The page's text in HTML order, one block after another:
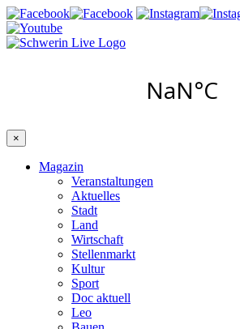
×
Magazin
Veranstaltungen
Aktuelles
Stadt
Land
Wirtschaft
Stellenmarkt
Kultur
Sport
Doc aktuell
Leo